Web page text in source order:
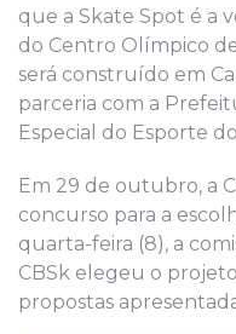
que a Skate Spot é a
do Centro Olímpico
será construído em
parceria com a
Especial do Esporte
Em 29 de outubro, a
concurso para a
quarta-feira (8), a
CBSk elegeu o
propostas